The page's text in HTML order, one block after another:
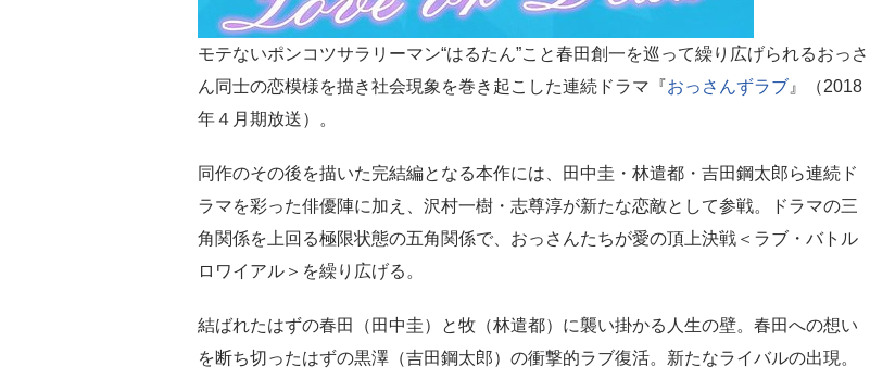
モテないポンコツサラリーマン“はるたん”こと春田創一を巡って繰り広げられるおっさ
ん同士の恋模様を描き社会現象を巻き起こした連続ドラマ『おっさんずラブ 』（2018
年４月期放送）。
同作のその後を描いた完結編となる本作には、田中圭・林遣都・吉田鋼太郎ら連続ド
ラマを彩った俳優陣に加え、沢村一樹・志尊淳が新たな恋敵として参戦。ドラマの三
角関係を上回る極限状態の五角関係で、おっさんたちが愛の頂上決戦＜ラブ・バトル
ロワイアル＞を繰り広げる。
結ばれたはずの春田（田中圭）と牧（林遣都）に襲い掛かる人生の壁。春田への想い
を断ち切ったはずの黒澤（吉田鋼太郎）の衝撃的ラブ復活。新たなライバルの出現。